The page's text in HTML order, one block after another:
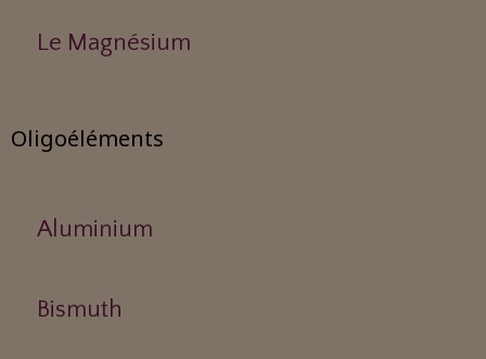
Le Magnésium
Oligoéléments
Aluminium
Bismuth